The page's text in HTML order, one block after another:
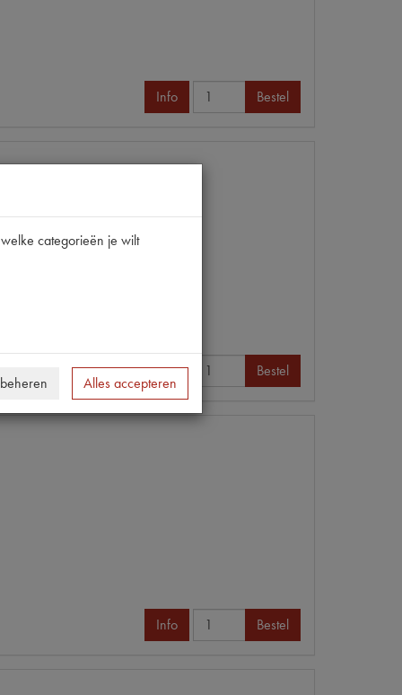
Info
Bestel
Info
Bestel
Info
Bestel
categorieën je wilt
Alles accepteren